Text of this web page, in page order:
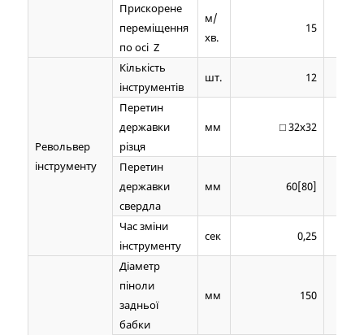
Прискорене
переміщення
по осі Z
м/
хв.
15
Револьвер
інструменту
Кількість
інструментів
шт. 12
Перетин
державки
різця
мм □ 32х32
Перетин
державки
свердла
мм 60[80]
Час зміни
інструменту
сек 0,25
Діаметр
піноли
задньої
бабки
мм 150